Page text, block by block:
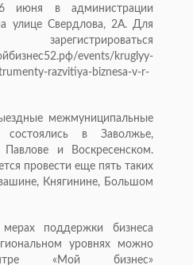
июня в администрации
улице Свердлова, 2А. Для
events/kruglyy-
razvitiya-biznesa-v-r-
межмуниципальные
в Заволжье,
и Воскресенском.
провести еще пять таких
Княгинине, Большом
поддержки бизнеса
уровнях можно
«Мой бизнес»